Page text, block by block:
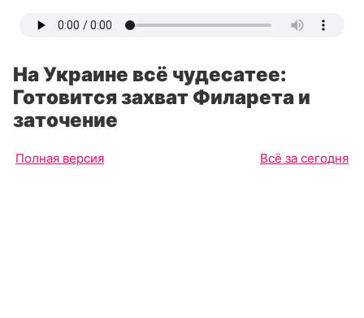
На Украине всё чудесатее:
Готовится захват Филарета и
заточение
Полная версия Всё за сегодня